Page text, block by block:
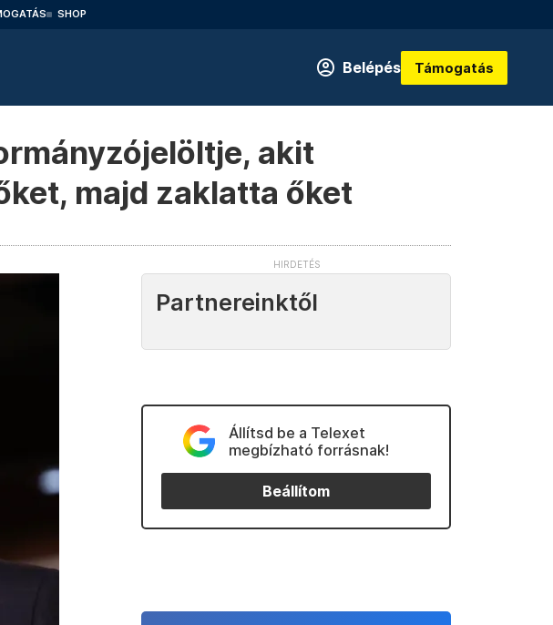
SHOP
Belépés Támogatás
akit
majd zaklatta őket
Partnereinktől
Állítsd be a Telexet
megbízható forrásnak!
Beállítom